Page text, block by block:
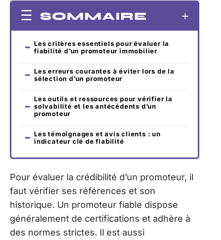
SOMMAIRE
Les critères essentiels pour évaluer la
fiabilité d’un promoteur immobilier
Les erreurs courantes à éviter lors de la
sélection d’un promoteur
Les outils et ressources pour vérifier la
solvabilité et les antécédents d’un
promoteur
Les témoignages et avis clients : un
indicateur clé de fiabilité
Pour évaluer la crédibilité d’un promoteur, il
faut vérifier ses références et son
historique. Un promoteur fiable dispose
généralement de certifications et adhère à
des normes strictes. Il est aussi